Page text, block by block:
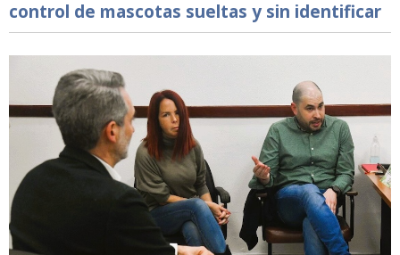
control de mascotas sueltas y sin identificar